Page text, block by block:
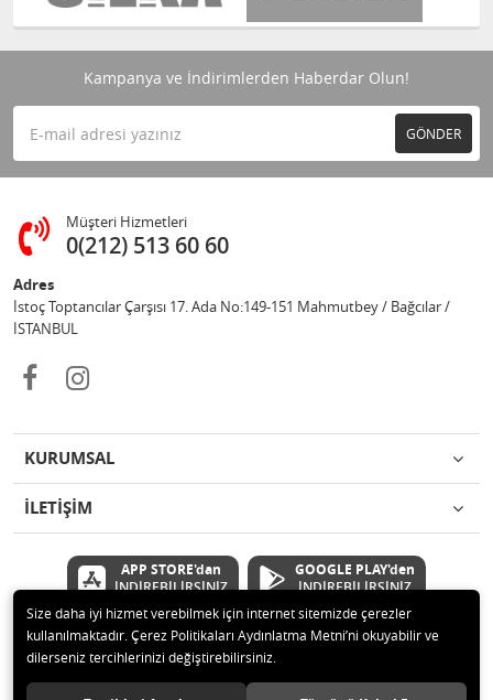
Kampanya ve İndirimlerden Haberdar Olun!
GÖNDER
Müşteri Hizmetleri
0(212) 513 60 60
Adres
İstoç Toptancılar Çarşısı 17. Ada No:149-151 Mahmutbey / Bağcılar /
İSTANBUL
KURUMSAL
İLETİŞİM
APP STORE'dan
İNDİREBİLİRSİNİZ
GOOGLE PLAY'den
İNDİREBİLİRSİNİZ
© 2020 Çetinkaya Elektronik Kırtasiye Oyuncak San ve Tic.Ltd.Şti Tüm
Size daha iyi hizmet verebilmek için internet sitemizde çerezler
kullanılmaktadır. Çerez Politikaları Aydınlatma Metni’ni okuyabilir ve
dilerseniz tercihlerinizi değiştirebilirsiniz.